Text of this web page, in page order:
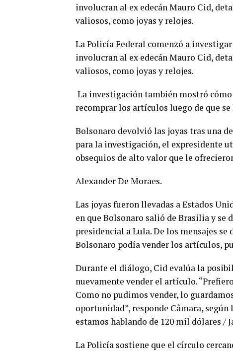
involucran al ex edecán Mauro Cid,
valiosos, como joyas y relojes.
La Policía Federal comenzó a
involucran al ex edecán Mauro Cid,
valiosos, como joyas y relojes.
La investigación también mostró
recomprar los artículos luego de que
Bolsonaro devolvió las joyas tras una
para la investigación, el expresidente
obsequios de alto valor que le
Alexander De Moraes.
Las joyas fueron llevadas a Estados
en que Bolsonaro salió de Brasilia y
presidencial a Lula. De los mensajes
Bolsonaro podía vender los artículos,
Durante el diálogo, Cid evalúa la
nuevamente vender el artículo.
Como no pudimos vender, lo
oportunidad”, responde Câmara, según
estamos hablando de 120 mil dólares /
La Policía sostiene que el círculo